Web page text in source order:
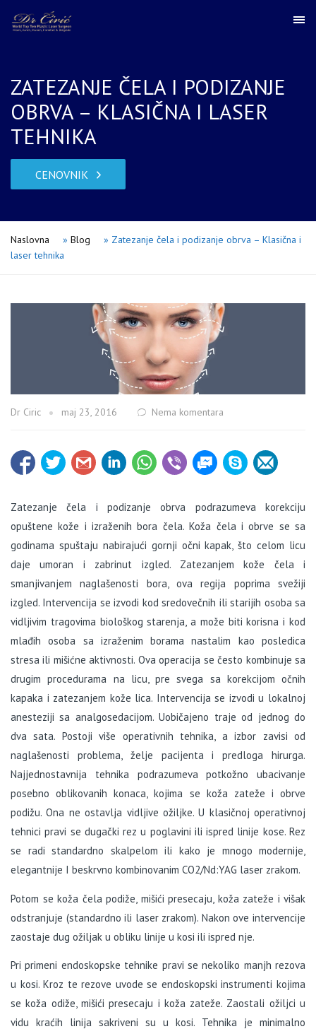
ZATEZANJE ČELA I PODIZANJE
OBRVA – KLASIČNA I LASER
TEHNIKA
CENOVNIK
Naslovna » Blog » Zatezanje čela i podizanje obrva – Klasična i
laser tehnika
Dr Ciric maj 23, 2016 Nema komentara
Zatezanje čela i podizanje obrva podrazumeva korekciju
opuštene kože i izraženih bora čela. Koža čela i obrve se sa
godinama spuštaju nabirajući gornji očni kapak, što celom licu
daje umoran i zabrinut izgled. Zatezanjem kože čela i
smanjivanjem naglašenosti bora, ova regija poprima svežiji
izgled. Intervencija se izvodi kod sredovečnih ili starijih osoba sa
vidljivim tragovima biološkog starenja, a može biti korisna i kod
mlađih osoba sa izraženim borama nastalim kao posledica
stresa ili mišićne aktivnosti. Ova operacija se često kombinuje sa
drugim procedurama na licu, pre svega sa korekcijom očnih
kapaka i zatezanjem kože lica. Intervencija se izvodi u lokalnoj
anesteziji sa analgosedacijom. Uobičajeno traje od jednog do
dva sata. Postoji više operativnih tehnika, a izbor zavisi od
naglašenosti problema, želje pacijenta i predloga hirurga.
Najjednostavnija tehnika podrazumeva potkožno ubacivanje
posebno oblikovanih konaca, kojima se koža zateže i obrve
podižu. Ona ne ostavlja vidljive ožiljke. U klasičnoj operativnoj
tehnici pravi se dugački rez u poglavini ili ispred linije kose. Rez
se radi standardno skalpelom ili kako je mnogo modernije,
elegantnije I beskrvno kombinovanim CO2/Nd:YAG laser zrakom.
Potom se koža čela podiže, mišići presecaju, koža zateže i višak
odstranjuje (standardno ili laser zrakom). Nakon ove intervencije
zaostaje dug ožiljak u obliku linije u kosi ili ispred nje.
Pri primeni endoskopske tehnike pravi se nekoliko manjh rezova
u kosi. Kroz te rezove uvode se endoskopski instrumenti kojima
se koža odiže, mišići presecaju i koža zateže. Zaostali ožiljci u
vidu kraćih linija sakriveni su u kosi. Tehnika je minimalno